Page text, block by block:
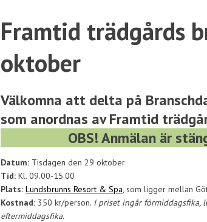
Framtid trädgårds
oktober
Välkomna att delta på
som anordnas av Framtid
OBS! Anmälan är
Datum: Tisdagen den 29 oktober
Tid: Kl. 09.00-15.00
Plats: Lundsbrunns Resort & Spa, som ligger mellan
Kostnad: 350 kr/person. I priset ingår förmiddagsfika,
eftermiddagsfika.